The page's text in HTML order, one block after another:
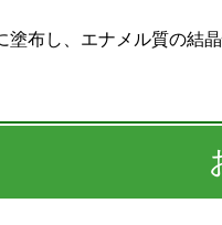
布し、エナメル質の結